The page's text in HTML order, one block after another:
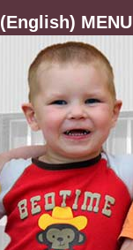
(English) MENU